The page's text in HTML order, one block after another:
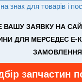
знак для товарів і
ЗАЯВКУ НА
ДЛЯ МЕРСЕДЕС Е-
запчастин